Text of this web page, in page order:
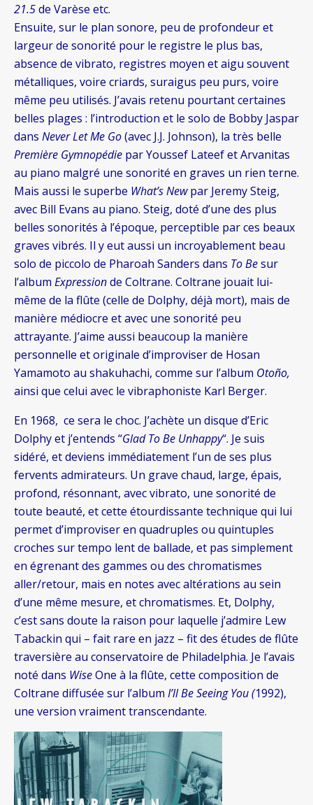
21.5de Varèse etc.
Ensuite, sur le plan sonore, peu de profondeur et
largeur de sonorité pour le registre le plus bas,
absence de vibrato, registres moyen et aigu souvent
métalliques, voire criards, suraigus peu purs, voire
même peu utilisés. J’avais retenu pourtant certaines
belles plages : l’introduction et le solo de Bobby Jaspar
dans Never Let Me Go(avec J.J. Johnson), la très belle
Première Gymnopédie par Youssef Lateef et Arvanitas
au piano malgré une sonorité en graves un rien terne.
Mais aussi le superbe What’s Newpar Jeremy Steig,
avec Bill Evans au piano. Steig, doté d’une des plus
belles sonorités à l’époque, perceptible par ces beaux
graves vibrés. Il y eut aussi un incroyablement beau
solo de piccolo de Pharoah Sanders dans To Besur
l’album Expressionde Coltrane. Coltrane jouait lui-
même de la flûte (celle de Dolphy, déjà mort), mais de
manière médiocre et avec une sonorité peu
attrayante. J’aime aussi beaucoup la manière
personnelle et originale d’improviser de Hosan
Yamamoto au shakuhachi, comme sur l’album Otoño,
ainsi que celui avec le vibraphoniste Karl Berger.
En 1968, ce sera le choc. J’achète un disque d’Eric
Dolphy et j’entends “Glad To Be Unhappy“. Je suis
sidéré, et deviens immédiatement l’un de ses plus
fervents admirateurs. Un grave chaud, large, épais,
profond, résonnant, avec vibrato, une sonorité de
toute beauté, et cette étourdissante technique qui lui
permet d’improviser en quadruples ou quintuples
croches sur tempo lent de ballade, et pas simplement
en égrenant des gammes ou des chromatismes
aller/retour, mais en notes avec altérations au sein
d’une même mesure, et chromatismes. Et, Dolphy,
c’est sans doute la raison pour laquelle j’admire Lew
Tabackin qui – fait rare en jazz – fit des études de flûte
traversière au conservatoire de Philadelphia. Je l’avais
noté dans WiseOne à la flûte, cette composition de
Coltrane diffusée sur l’album I’ll Be Seeing You (1992),
une version vraiment transcendante.